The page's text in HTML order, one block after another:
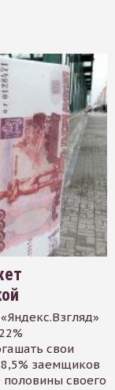
свои
заемщиков
своего